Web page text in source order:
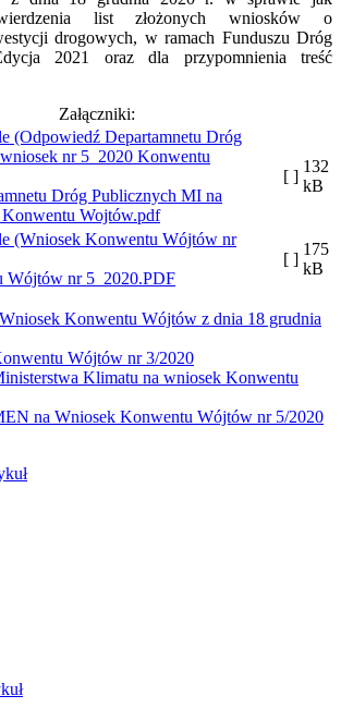
list złożonych wniosków o
drogowych, w ramach Funduszu Dróg
2021 oraz dla przypomnienia treść
Załączniki:
Dróg Publicznych MI na
Wojtów.pdf
[ ]
132
kB
Wójtów nr 5_2020.PDF
[ ]
175
kB
Konwentu Wójtów z dnia 18 grudnia
Wójtów nr 3/2020
Klimatu na wniosek Konwentu
na Wniosek Konwentu Wójtów nr 5/2020